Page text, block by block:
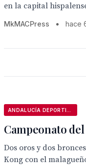
en la capital
MkMACPress • hace
Campeonato
Dos oros y dos
Kong con el